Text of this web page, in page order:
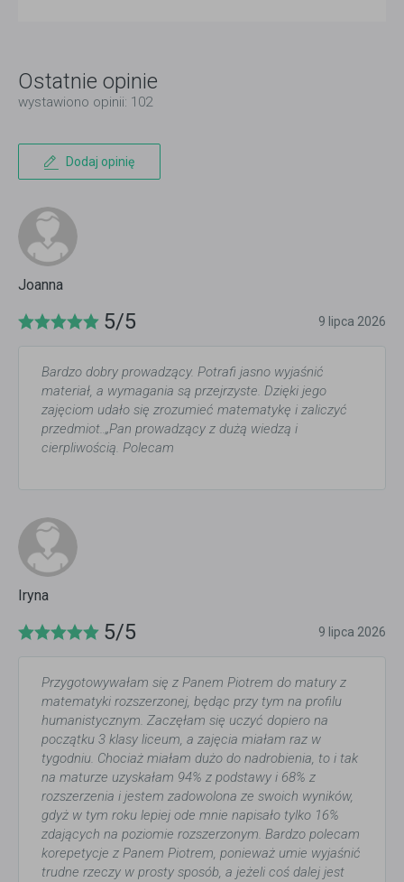
Ostatnie opinie
wystawiono opinii: 102
Dodaj opinię
Joanna
5/5 9 lipca 2026
Bardzo dobry prowadzący. Potrafi jasno wyjaśnić
materiał, a wymagania są przejrzyste. Dzięki jego
zajęciom udało się zrozumieć matematykę i zaliczyć
przedmiot..„Pan prowadzący z dużą wiedzą i
cierpliwością. Polecam
Iryna
5/5 9 lipca 2026
Przygotowywałam się z Panem Piotrem do matury z
matematyki rozszerzonej, będąc przy tym na profilu
humanistycznym. Zaczęłam się uczyć dopiero na
początku 3 klasy liceum, a zajęcia miałam raz w
tygodniu. Chociaż miałam dużo do nadrobienia, to i tak
na maturze uzyskałam 94% z podstawy i 68% z
rozszerzenia i jestem zadowolona ze swoich wyników,
gdyż w tym roku lepiej ode mnie napisało tylko 16%
zdających na poziomie rozszerzonym. Bardzo polecam
korepetycje z Panem Piotrem, ponieważ umie wyjaśnić
trudne rzeczy w prosty sposób, a jeżeli coś dalej jest